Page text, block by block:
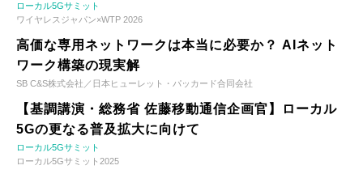
ローカル5Gサミット
ワイヤレスジャパン×WTP 2026
高価な専用ネットワークは本当に必要か？ AIネット
ワーク構築の現実解
SB C&S株式会社／日本ヒューレット・パッカード合同会社
【基調講演・総務省 佐藤移動通信企画官】ローカル
5Gの更なる普及拡大に向けて
ローカル5Gサミット
ローカル5Gサミット2025